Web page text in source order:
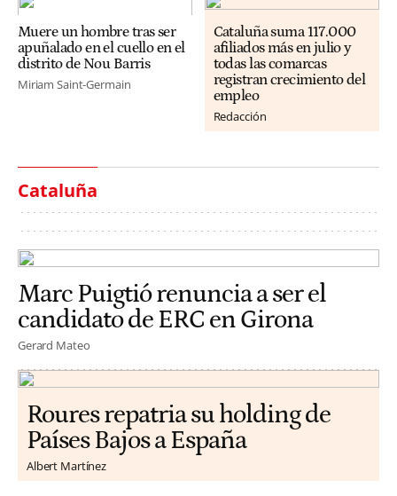
Muere un hombre tras ser
apuñalado en el cuello en el
distrito de Nou Barris
Miriam Saint-Germain
Cataluña suma 117.000
afiliados más en julio y
todas las comarcas
registran crecimiento del
empleo
Redacción
Cataluña
Marc Puigtió renuncia a ser el
candidato de ERC en Girona
Gerard Mateo
Roures repatria su holding de
Países Bajos a España
Albert Martínez